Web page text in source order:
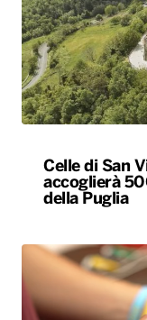
Celle di San
accoglierà
della Puglia